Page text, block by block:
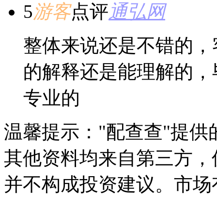
5游客点评通弘网
整体来说还是不错的
的解释还是能理解的
专业的
温馨提示："配查查"提供
其他资料均来自第三方
并不构成投资建议。市